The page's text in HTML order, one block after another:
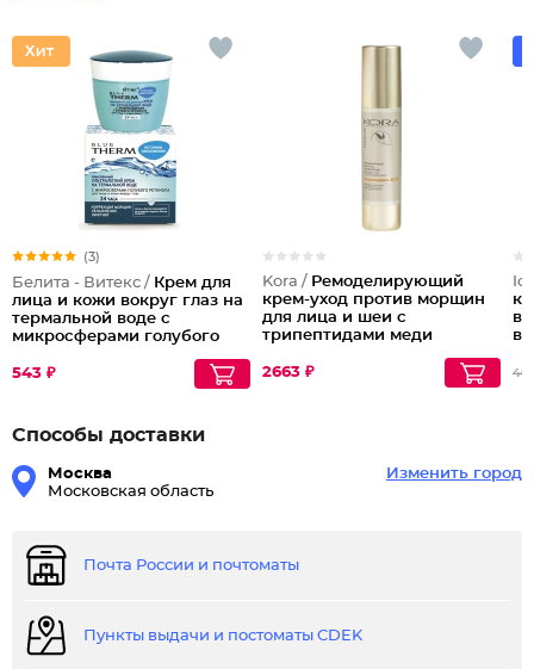
(3)
Белита - Витекс / Крем для
лица и кожи вокруг глаз на
термальной воде с
микросферами голубого
Therm
543 ₽
Kora / Ремоделирующий
крем-уход против морщин
для лица и шеи с
трипептидами меди
2663 ₽
Способы доставки
Москва
Московская область
Изменить город
Почта России и почтоматы
Пункты выдачи и постоматы CDEK